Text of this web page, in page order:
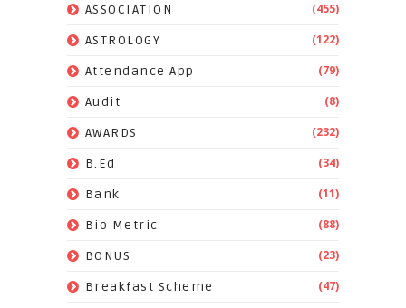
ASSOCIATION (455)
ASTROLOGY (122)
Attendance App (79)
Audit (8)
AWARDS (232)
B.Ed (34)
Bank (11)
Bio Metric (88)
BONUS (23)
Breakfast Scheme (47)